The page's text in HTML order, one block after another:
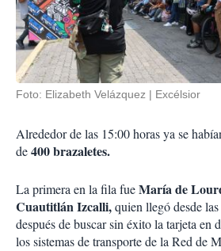
Foto: Elizabeth Velázquez | Excélsior
Alrededor de las 15:00 horas ya se
de400 brazaletes.
La primera en la fila fueMaría de
Cuautitlán Izcalli,quien llegó desde
después de buscar sin éxito la tarjeta en
los sistemas de transporte de la Red de